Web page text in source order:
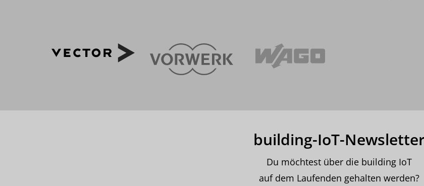
building-IoT-
Du möchtest über die building IoT
auf dem Laufenden gehalten werden?